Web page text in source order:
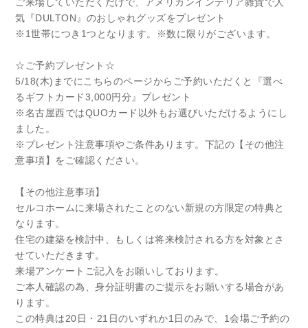
ご来場していただくだけで、アメリカンインテリア雑貨で人
気『DULTON』のおしゃれグッズをプレゼント
※1世帯につき1つとなります。※数に限りがございます。
☆ご予約プレゼント☆
5/18(木)までにこちらのページからご予約いただくと『選べ
るギフトカード3,000円分』プレゼント
※名古屋西ではQUOカード以外もお選びいただけるようにし
ました。
※プレゼント注意事項やご条件あります。下記の【その他注
意事項】をご確認ください。
【その他注意事項】
セルコホームに来場されたことのない新規の方限定の特典と
なります。
住宅の建築を検討中、もしくは将来検討される方を対象とさ
せていただきます。
来場アンケートご記入をお願いしております。
ご本人確認の為、身分証明書のご提示をお願いする場合があ
ります。
この特典は20日・21日のいずれか1日のみで、1会場ご予約の